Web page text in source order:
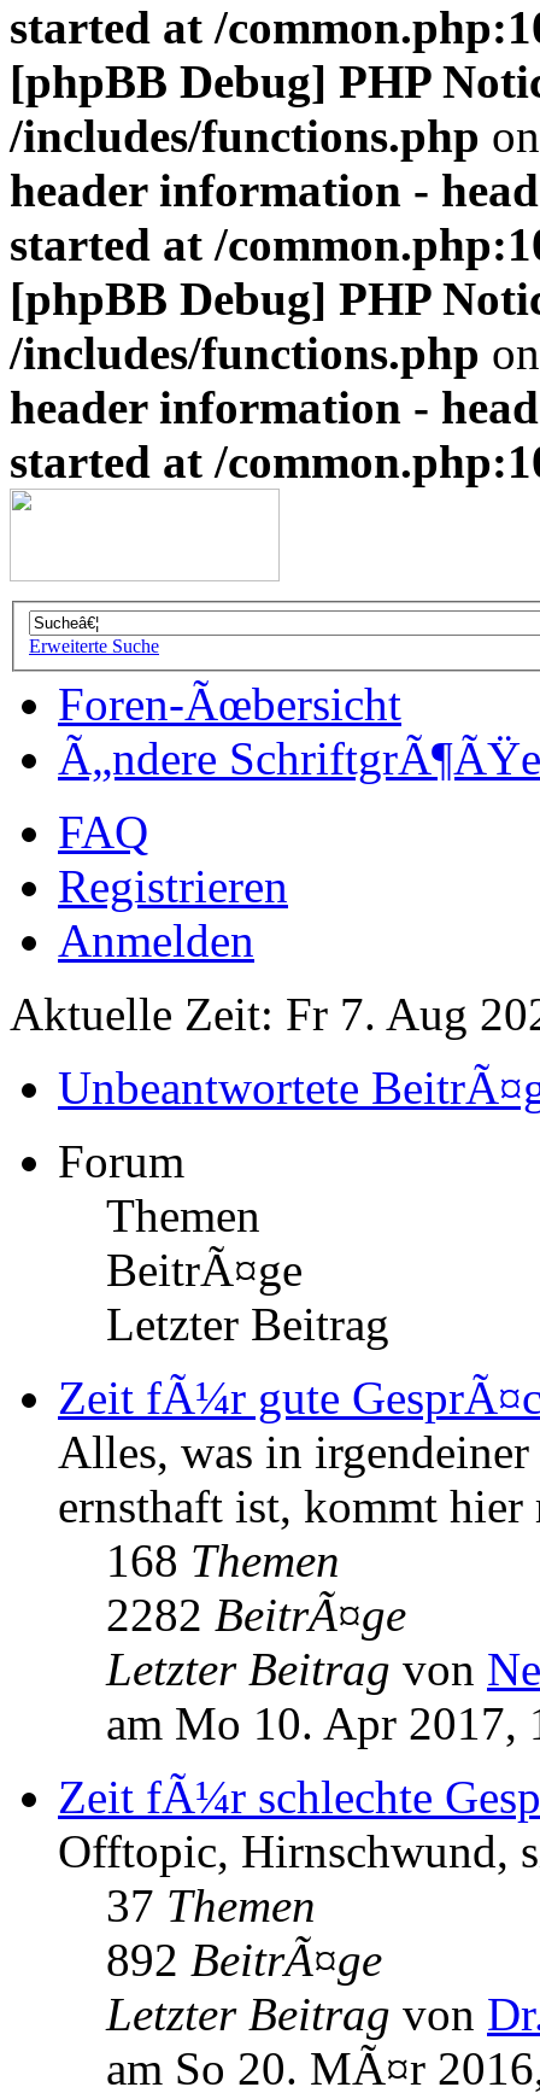
started at /
[phpBB Debug] PHP
/includes/functions.php
header information -
started at /
[phpBB Debug] PHP
/includes/functions.php
header information -
started at /
Erweiterte Suche
Foren-Ãœbersicht
Ã„ndere SchriftgrÃ¶ÃŸe
FAQ
Registrieren
Anmelden
Aktuelle Zeit: Fr 7. Aug
Unbeantwortete
Forum
Themen
BeitrÃ¤ge
Letzter Beitrag
Zeit fÃ¼r gute
Alles, was in irgendeiner
ernsthaft ist, kommt hier
168 Themen
2282 BeitrÃ¤ge
Letzter Beitrag von
am Mo 10. Apr 2017,
Zeit fÃ¼r schlechte
Offtopic, Hirnschwund,
37 Themen
892 BeitrÃ¤ge
Letzter Beitrag von
am So 20. MÃ¤r